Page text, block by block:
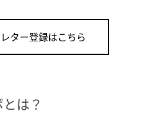
ター登録はこちら
は？